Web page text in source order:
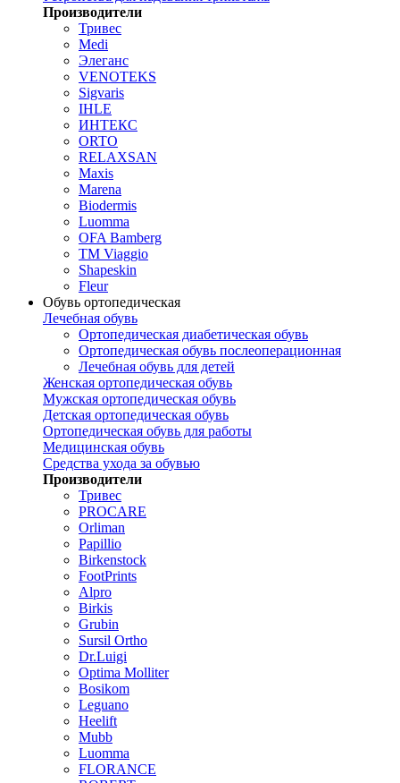
Производители
Тривес
Medi
Элеганс
VENOTEKS
Sigvaris
IHLE
ИНТЕКС
ORTO
RELAXSAN
Maxis
Marena
Biodermis
Luomma
OFA Bamberg
TM Viaggio
Shapeskin
Fleur
Обувь ортопедическая
Лечебная обувь
Ортопедическая диабетическая обувь
Ортопедическая обувь послеоперационная
Лечебная обувь для детей
Женская ортопедическая обувь
Мужская ортопедическая обувь
Детская ортопедическая обувь
Ортопедическая обувь для работы
Медицинская обувь
Средства ухода за обувью
Производители
Тривес
PROCARE
Orliman
Papillio
Birkenstock
FootPrints
Alpro
Birkis
Grubin
Sursil Ortho
Dr.Luigi
Optima Molliter
Bosikom
Leguano
Heelift
Mubb
Luomma
FLORANCE